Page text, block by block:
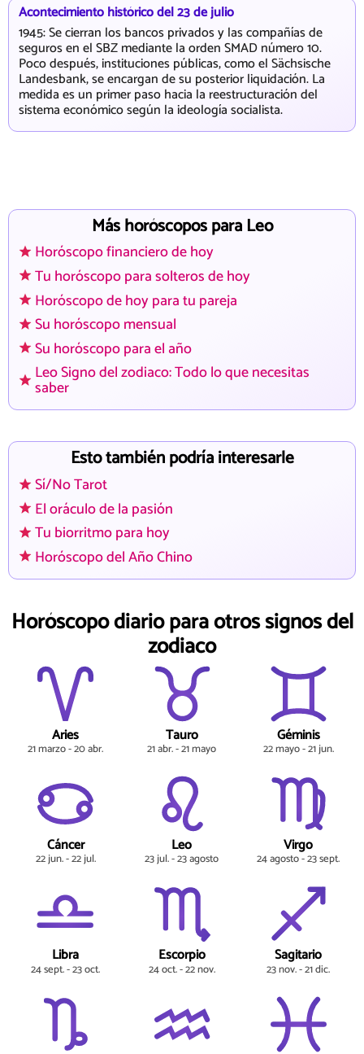
Acontecimiento histórico del 23 de julio
1945: Se cierran los bancos privados y las compañías de
seguros en el SBZ mediante la orden SMAD número 10.
Poco después, instituciones públicas, como el Sächsische
Landesbank, se encargan de su posterior liquidación. La
medida es un primer paso hacia la reestructuración del
sistema económico según la ideología socialista.
Más horóscopos para Leo
Horóscopo financiero de hoy
Tu horóscopo para solteros de hoy
Horóscopo de hoy para tu pareja
Su horóscopo mensual
Su horóscopo para el año
Leo Signo del zodiaco: Todo lo que necesitas
saber
Esto también podría interesarle
Sí/No Tarot
El oráculo de la pasión
Tu biorritmo para hoy
Horóscopo del Año Chino
Horóscopo diario para otros signos del
zodiaco
Aries
21 marzo - 20 abr.
Tauro
21 abr. - 21 mayo
Géminis
22 mayo - 21 jun.
Cáncer
22 jun. - 22 jul.
Leo
23 jul. - 23 agosto
Virgo
24 agosto - 23 sept.
Libra
24 sept. - 23 oct.
Escorpio
24 oct. - 22 nov.
Sagitario
23 nov. - 21 dic.